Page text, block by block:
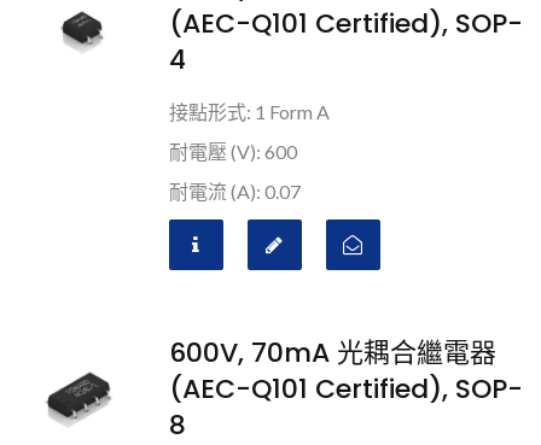
(AEC-Q101 Certified), SOP-
4
接點形式: 1 Form A
耐電壓 (V): 600
耐電流 (A): 0.07
600V, 70mA 光耦合繼電器
(AEC-Q101 Certified), SOP-
8